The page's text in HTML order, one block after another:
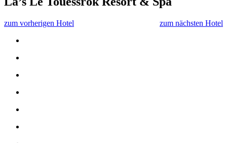
zum vorherigen Hotel zum nächsten Hotel